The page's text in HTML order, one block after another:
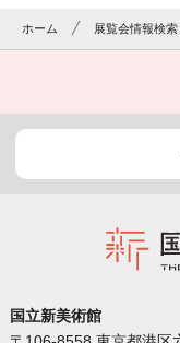
ホーム 展覧会情報検
国立新美術館